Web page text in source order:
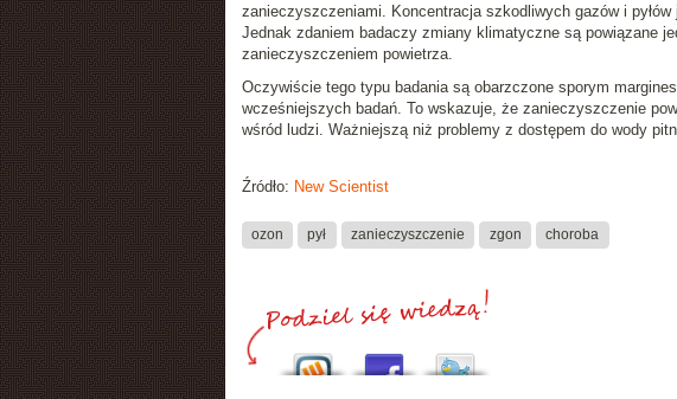
zanieczyszczeniami. Koncentracja szkodliwych gazów i
Jednak zdaniem badaczy zmiany klimatyczne są powiązane
zanieczyszczeniem powietrza.
Oczywiście tego typu badania są obarzczone sporym
wcześniejszych badań. To wskazuje, że zanieczyszczenie
wśród ludzi. Ważniejszą niż problemy z dostępem do wody
Źródło: New Scientist
ozon pył zanieczyszczenie zgon choroba